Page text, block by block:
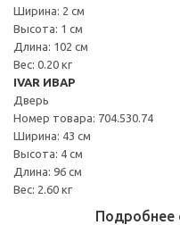
Ширина: 2 см
Высота: 1 см
Длина: 102 см
Вес: 0.20 кг
IVAR ИВАР
Дверь
Номер товара: 704.530.74
Ширина: 43 см
Высота: 4 см
Длина: 96 см
Вес: 2.60 кг
Подробнее